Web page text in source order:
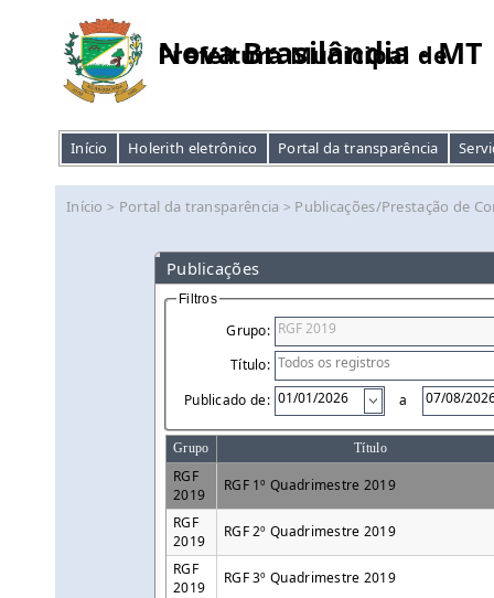
Prefeitura Municipal de
Nova Brasilândia - MT
Início Holerith eletrônico Portal da transparência
Início > Portal da transparência > Publicações/Prestação de
Publicações
Filtros
Grupo:
Título:
Publicado de:
a
Grupo Título
RGF
2019
RGF 1º Quadrimestre 2019
RGF
2019
RGF 2º Quadrimestre 2019
RGF
2019
RGF 3º Quadrimestre 2019